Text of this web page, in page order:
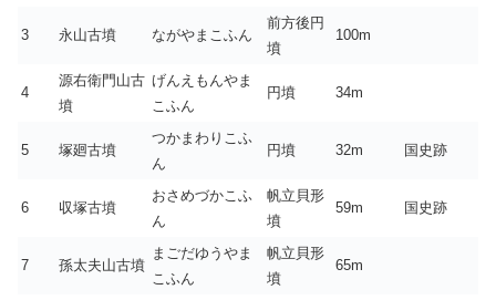
3 永山古墳 ながやまこふん
前方後円
墳
100m
4
源右衛門山古
墳
げんえもんやま
こふん
円墳 34m
5 塚廻古墳
つかまわりこふ
ん
円墳 32m 国史跡
6 収塚古墳
おさめづかこふ
ん
帆立貝形
墳
59m 国史跡
7 孫太夫山古墳
まごだゆうやま
こふん
帆立貝形
墳
65m